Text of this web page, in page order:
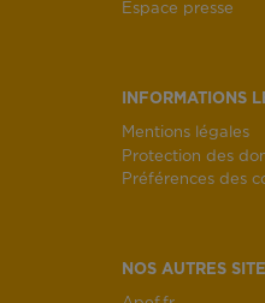
Espace presse
INFORMATIONS
Mentions légales
Protection des
Préférences des
NOS AUTRES